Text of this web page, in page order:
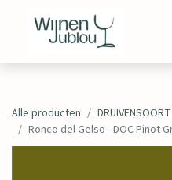
Alle producten
DRUIVENSOORT
Ronco del Gelso - DOC Pinot